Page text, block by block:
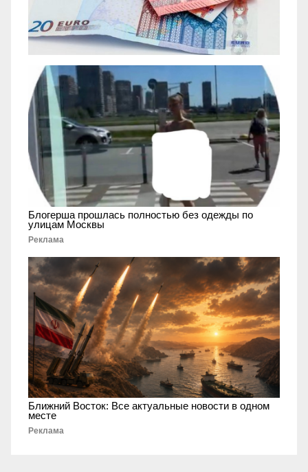
Блогерша прошлась полностью без одежды по
улицам Москвы
Реклама
Ближний Восток: Все актуальные новости в одном
месте
Реклама